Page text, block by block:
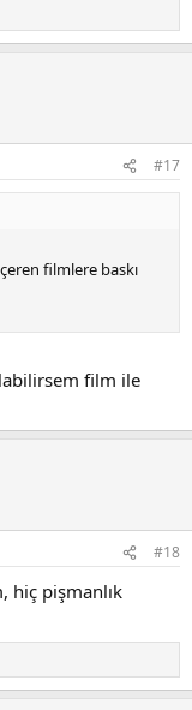
#17
filmlere baskı
film ile
#18
hiç pişmanlık